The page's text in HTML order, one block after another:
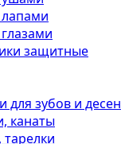
защитные
для зубов и десен
канаты